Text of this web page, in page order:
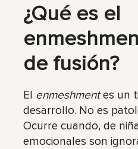
¿Qué es el
de fusión?
El enmeshmentes un
desarrollo. No es
Ocurre cuando, de
emocionales son